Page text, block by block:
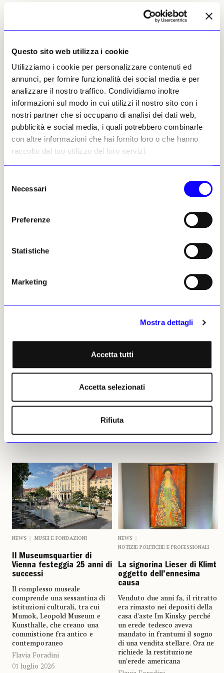
Questo sito web utilizza i cookie
Utilizziamo i cookie per personalizzare contenuti ed
annunci, per fornire funzionalità dei social media e per
analizzare il nostro traffico. Condividiamo inoltre
informazioni sul modo in cui utilizzi il nostro sito con i
nostri partner che si occupano di analisi dei dati web,
pubblicità e social media, i quali potrebbero combinarle
con altre informazioni che hai fornito loro o che hanno
raccolto dal tuo utilizzo dei loro servizi.
delNecessari
Preferenze
Statistiche
Marketing
Mostra dettagli
Accetta tutti
Accetta selezionati
Rifiuta
Flavia Foradini
nonostante di due generazioni
diverse, è la scelta di non
figurativa anche negli anni di
dell’arte astratta, mantenendo
particolare sul corpo umano
A Vienna il giro del mondo
Al Museo Albertina un viaggio
continente, documentati da
fotografi europei durante i
Flavia Foradini
20 luglio 2026
NEWS MUSEI E FONDAZIONI
Il Museumsquartier di
Vienna festeggia 25 anni di
successi
Il complesso museale
comprende una sessantina di
istituzioni culturali, tra cui
Mumok, Leopold Museum e
Kunsthalle, che creano una
commistione fra antico e
contemporaneo
Flavia Foradini
01 luglio 2026
NEWS
NOTIZIE POLITICHE E PROFESSIONALI
La signorina Lieser di Klimt
oggetto dell’ennesima
causa
Venduto due anni fa, il ritratto
era rimasto nei depositi della
casa d’aste Im Kinsky perché
un erede tedesco aveva
mandato in frantumi il sogno
di una vendita stellare. Ora ne
richiede la restituzione
un’erede americana